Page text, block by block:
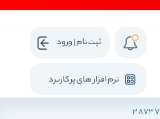
نرم افزار های پرکاربرد
ثبت نام | ورود
38737